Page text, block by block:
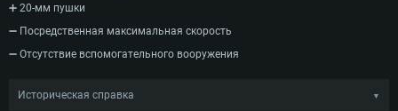
➕ 20-мм пушки
➖ Посредственная максимальная скорость
➖ Отсутствие вспомогательного вооружения
Историческая справка ▼